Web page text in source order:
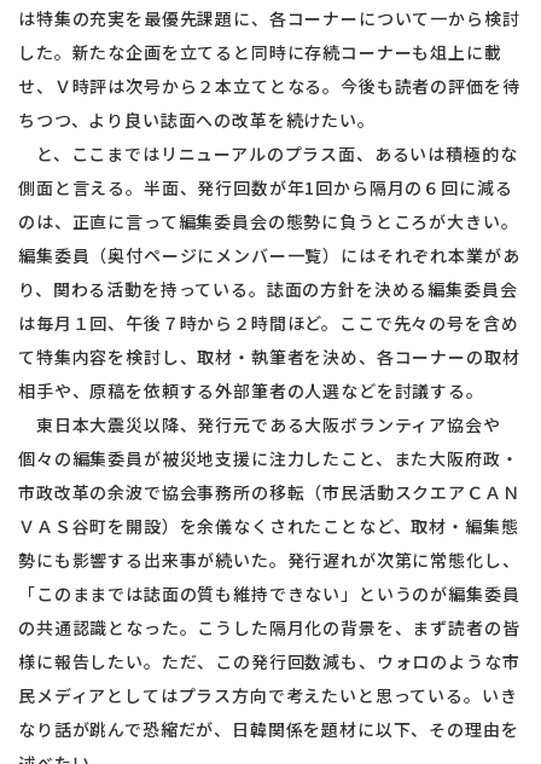
は特集の充実を最優先課題に、各コーナーについて一から検討
した。新たな企画を立てると同時に存続コーナーも俎上に載
せ、Ｖ時評は次号から２本立てとなる。今後も読者の評価を待
ちつつ、より良い誌面への改革を続けたい。
と、ここまではリニューアルのプラス面、あるいは積極的な
側面と言える。半面、発行回数が年1回から隔月の６回に減る
のは、正直に言って編集委員会の態勢に負うところが大きい。
編集委員（奥付ページにメンバー一覧）にはそれぞれ本業があ
り、関わる活動を持っている。誌面の方針を決める編集委員会
は毎月１回、午後７時から２時間ほど。ここで先々の号を含め
て特集内容を検討し、取材・執筆者を決め、各コーナーの取材
相手や、原稿を依頼する外部筆者の人選などを討議する。
東日本大震災以降、発行元である大阪ボランティア協会や
個々の編集委員が被災地支援に注力したこと、また大阪府政・
市政改革の余波で協会事務所の移転（市民活動スクエアＣＡＮ
ＶＡＳ谷町を開設）を余儀なくされたことなど、取材・編集態
勢にも影響する出来事が続いた。発行遅れが次第に常態化し、
「このままでは誌面の質も維持できない」というのが編集委員
の共通認識となった。こうした隔月化の背景を、まず読者の皆
様に報告したい。ただ、この発行回数減も、ウォロのような市
民メディアとしてはプラス方向で考えたいと思っている。いき
なり話が跳んで恐縮だが、日韓関係を題材に以下、その理由を